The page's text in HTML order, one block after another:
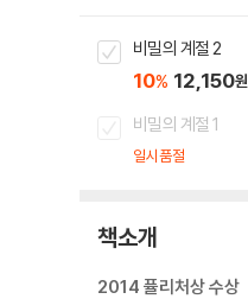
비밀의 계절 2
10% 12,150원
비밀의 계절 1
일시품절
책소개
2014 퓰리처상 수상